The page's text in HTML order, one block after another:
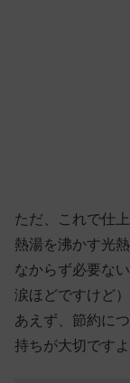
ただ、これで仕
熱湯を沸かす光
なからず必要な
涙ほどですけど
あえず、節約に
持ちが大切です